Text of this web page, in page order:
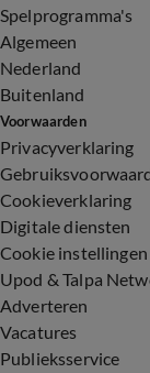
Spelprogramma's
Algemeen
Nederland
Buitenland
Voorwaarden
Privacyverklaring
Cookieverklaring
Digitale diensten
Cookie instellingen
Upod & Talpa
Adverteren
Vacatures
Publieksservice